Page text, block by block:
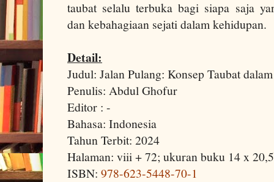
taubat selalu terbuka bagi siapa saja
dan kebahagiaan sejati dalam kehidupan.
Detail:
Judul: Jalan Pulang: Konsep Taubat
Penulis: Abdul Ghofur
Editor : -
Bahasa: Indonesia
Tahun Terbit: 2024
Halaman: viii + 72; ukuran buku 14 x
ISBN: 978-623-5448-70-1